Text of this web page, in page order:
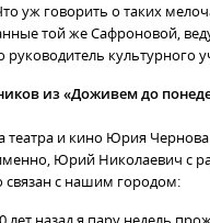
уж говорить о таких
той же Сафроновой,
руководитель культурного
из «Доживем до
театра и кино Юрия
Юрий Николаевич с
с нашим городом: